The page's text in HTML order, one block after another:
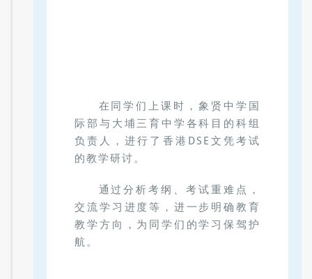
在同学们上课时，象贤中学国
际部与大埔三育中学各科目的科组
负责人，进行了香港DSE文凭考试
的教学研讨。
通过分析考纲、考试重难点，
交流学习进度等，进一步明确教育
教学方向，为同学们的学习保驾护
航。